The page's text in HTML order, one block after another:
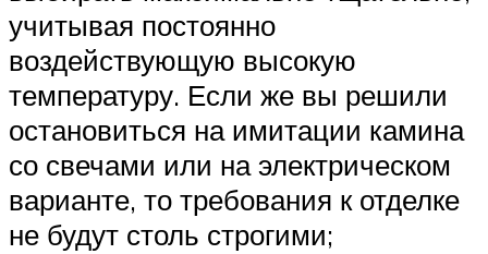
учитывая постоянно
воздействующую высокую
температуру. Если же вы решили
остановиться на имитации камина
со свечами или на электрическом
варианте, то требования к отделке
не будут столь строгими;